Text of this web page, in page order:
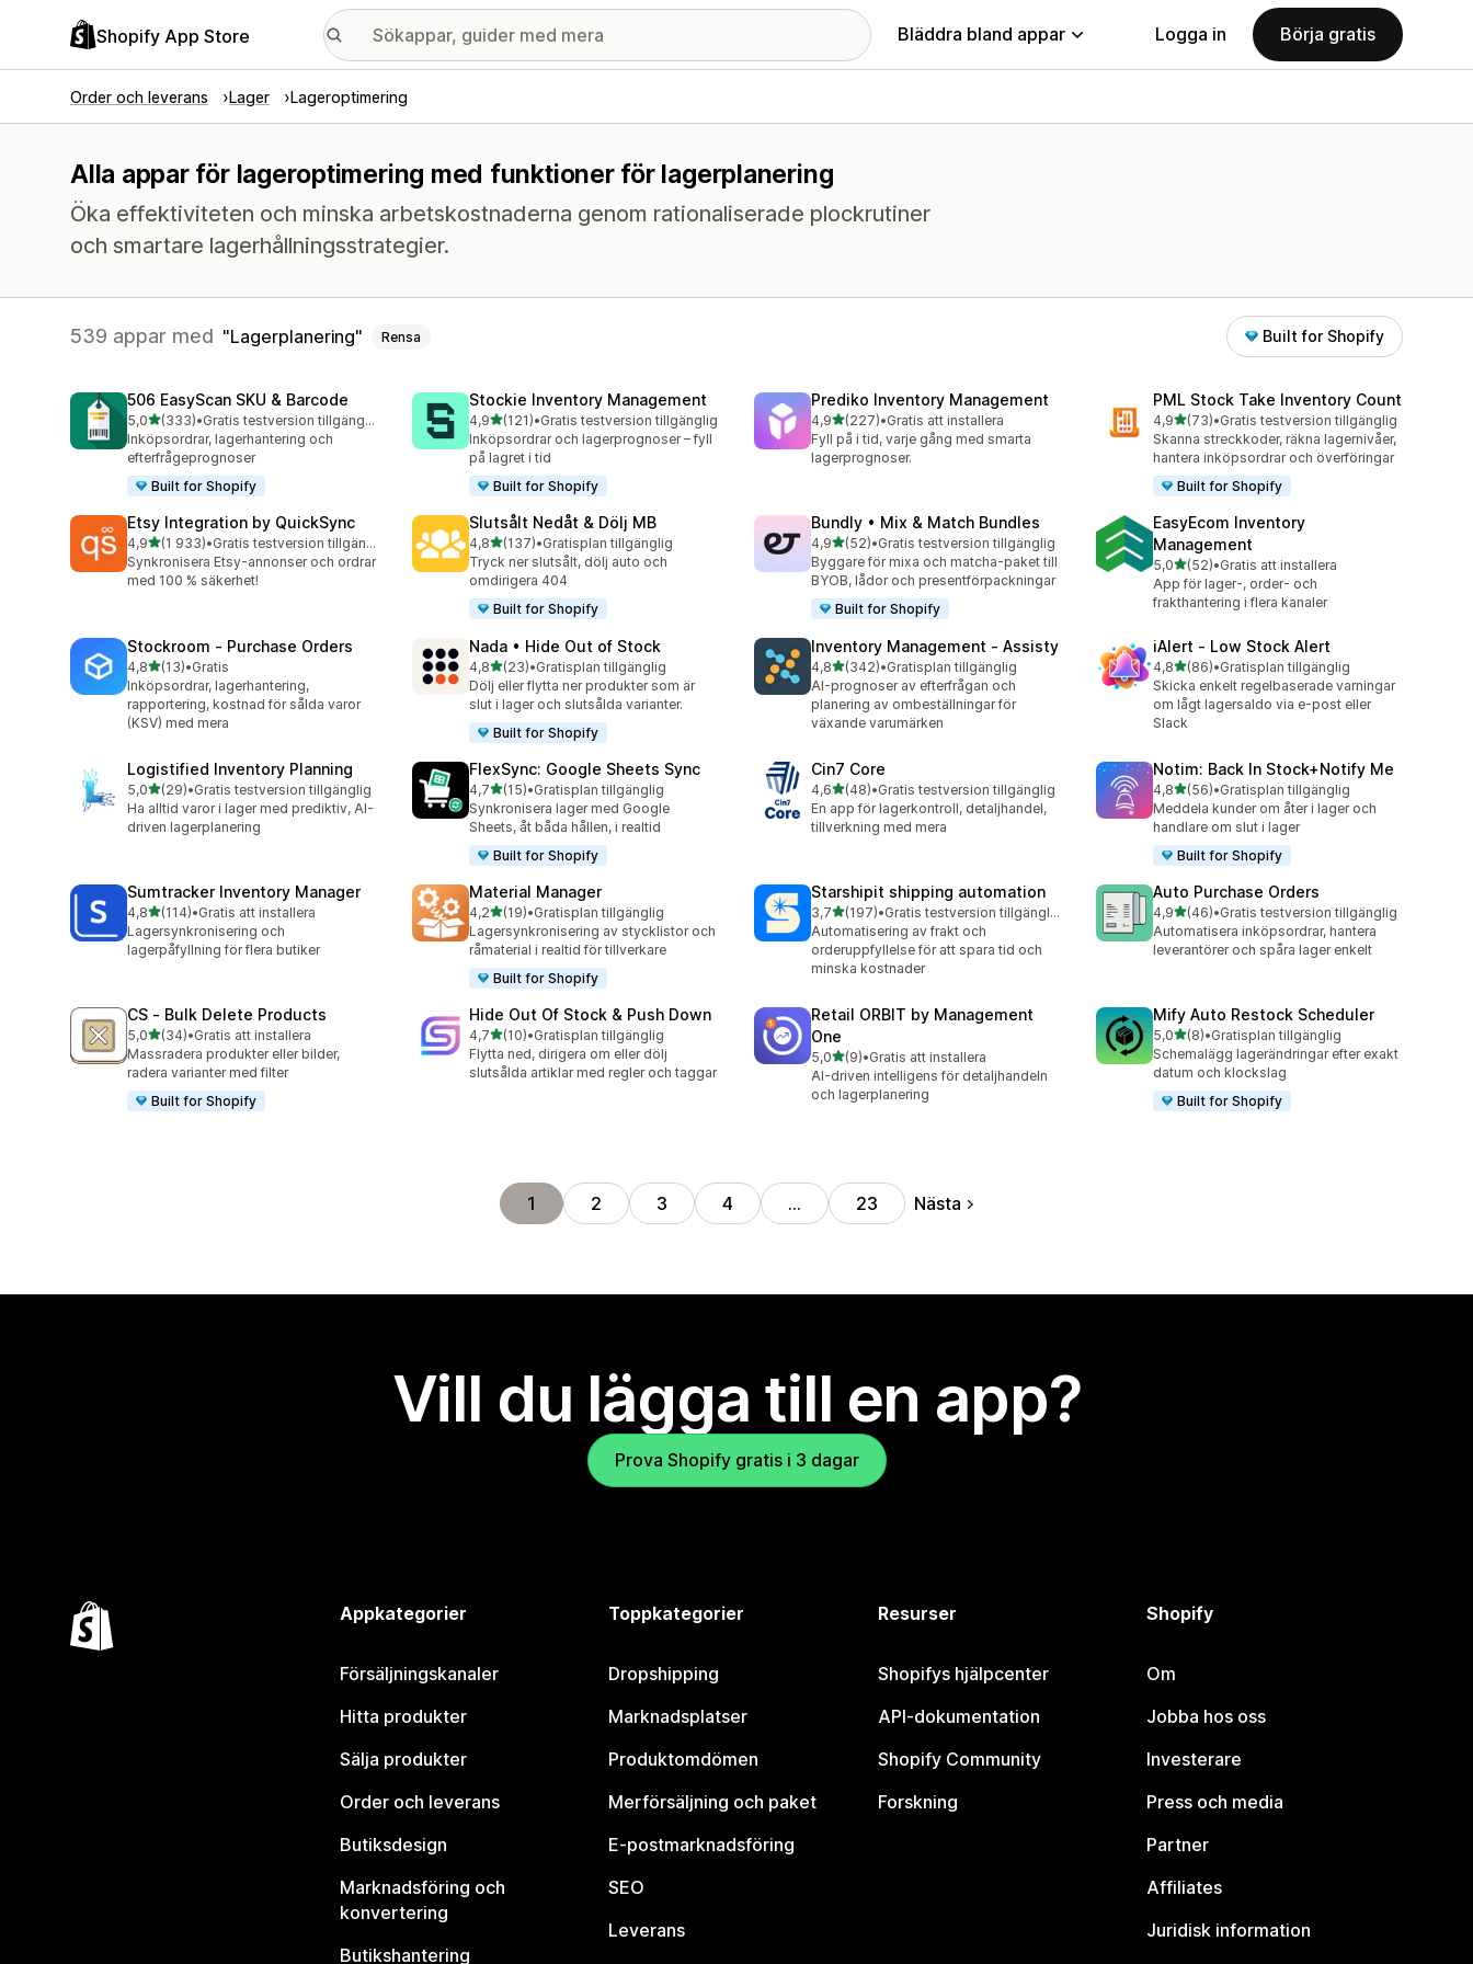
Shopify App Store Bläddra bland appar Logga in Börja gratis
Order och leverans Lager Lageroptimering
Alla appar för lageroptimering med funktioner för lagerplanering
Öka effektiviteten och minska arbetskostnaderna genom rationaliserade plockrutiner
och smartare lagerhållningsstrategier.
539 appar med Lagerplanering Rensa Built for Shopify
506 EasyScan SKU & Barcode
5,0av 5 stjärnor
(333)
333 recensioner totalt
•
Gratis testversion tillgänglig
Inköpsordrar, lagerhantering och
efterfrågeprognoser
Built for Shopify
Stockie Inventory Management
4,9av 5 stjärnor
(121)
121 recensioner totalt
•Gratis testversion tillgänglig
Inköpsordrar och lagerprognoser – fyll
på lagret i tid
Built for Shopify
Prediko Inventory Management
4,9av 5 stjärnor
(227)
227 recensioner totalt
•Gratis att installera
Fyll på i tid, varje gång med smarta
lagerprognoser.
PML Stock Take Inventory Count
4,9av 5 stjärnor
(73)
73 recensioner totalt
•Gratis testversion tillgänglig
Skanna streckkoder, räkna lagernivåer,
hantera inköpsordrar och överföringar
Built for Shopify
Etsy Integration by QuickSync
4,9av 5 stjärnor
(1 933)
1933 recensioner totalt
•
Gratis testversion tillgänglig
Synkronisera Etsy-annonser och ordrar
med 100 % säkerhet!
Slutsålt Nedåt & Dölj MB
4,8av 5 stjärnor
(137)
137 recensioner totalt
•Gratisplan tillgänglig
Tryck ner slutsålt, dölj auto och
omdirigera 404
Built for Shopify
Bundly • Mix & Match Bundles
4,9av 5 stjärnor
(52)
52 recensioner totalt
•Gratis testversion tillgänglig
Byggare för mixa och matcha-paket till
BYOB, lådor och presentförpackningar
Built for Shopify
EasyEcom Inventory
Management
5,0av 5 stjärnor
(52)
52 recensioner totalt
•Gratis att installera
App för lager-, order- och
frakthantering i flera kanaler
Stockroom ‑ Purchase Orders
4,8av 5 stjärnor
(13)
13 recensioner totalt
•Gratis
Inköpsordrar, lagerhantering,
rapportering, kostnad för sålda varor
(KSV) med mera
Nada • Hide Out of Stock
4,8av 5 stjärnor
(23)
23 recensioner totalt
•Gratisplan tillgänglig
Dölj eller flytta ner produkter som är
slut i lager och slutsålda varianter.
Built for Shopify
Inventory Management ‑ Assisty
4,8av 5 stjärnor
(342)
342 recensioner totalt
•Gratisplan tillgänglig
AI-prognoser av efterfrågan och
planering av ombeställningar för
växande varumärken
iAlert ‑ Low Stock Alert
4,8av 5 stjärnor
(86)
86 recensioner totalt
•Gratisplan tillgänglig
Skicka enkelt regelbaserade varningar
om lågt lagersaldo via e-post eller
Slack
Logistified Inventory Planning
5,0av 5 stjärnor
(29)
29 recensioner totalt
•Gratis testversion tillgänglig
Ha alltid varor i lager med prediktiv, AI-
driven lagerplanering
FlexSync: Google Sheets Sync
4,7av 5 stjärnor
(15)
15 recensioner totalt
•Gratisplan tillgänglig
Synkronisera lager med Google
Sheets, åt båda hållen, i realtid
Built for Shopify
Cin7 Core
4,6av 5 stjärnor
(48)
48 recensioner totalt
•Gratis testversion tillgänglig
En app för lagerkontroll, detaljhandel,
tillverkning med mera
Notim: Back In Stock+Notify Me
4,8av 5 stjärnor
(56)
56 recensioner totalt
•Gratisplan tillgänglig
Meddela kunder om åter i lager och
handlare om slut i lager
Built for Shopify
Sumtracker Inventory Manager
4,8av 5 stjärnor
(114)
114 recensioner totalt
•Gratis att installera
Lagersynkronisering och
lagerpåfyllning för flera butiker
Material Manager
4,2av 5 stjärnor
(19)
19 recensioner totalt
•Gratisplan tillgänglig
Lagersynkronisering av stycklistor och
råmaterial i realtid för tillverkare
Built for Shopify
Starshipit shipping automation
3,7av 5 stjärnor
(197)
197 recensioner totalt
•
Gratis testversion tillgänglig
Automatisering av frakt och
orderuppfyllelse för att spara tid och
minska kostnader
Auto Purchase Orders
4,9av 5 stjärnor
(46)
46 recensioner totalt
•Gratis testversion tillgänglig
Automatisera inköpsordrar, hantera
leverantörer och spåra lager enkelt
CS ‑ Bulk Delete Products
5,0av 5 stjärnor
(34)
34 recensioner totalt
•Gratis att installera
Massradera produkter eller bilder,
radera varianter med filter
Built for Shopify
Hide Out Of Stock & Push Down
4,7av 5 stjärnor
(10)
10 recensioner totalt
•Gratisplan tillgänglig
Flytta ned, dirigera om eller dölj
slutsålda artiklar med regler och taggar
Retail ORBIT by Management
One
5,0av 5 stjärnor
(9)
9 recensioner totalt
•Gratis att installera
AI-driven intelligens för detaljhandeln
och lagerplanering
Mify Auto Restock Scheduler
5,0av 5 stjärnor
(8)
8 recensioner totalt
•Gratisplan tillgänglig
Schemalägg lagerändringar efter exakt
datum och klockslag
Built for Shopify
1 2 3 4 … 23 Nästa
Vill du lägga till en app?
Prova Shopify gratis i 3 dagar
Appkategorier
Försäljningskanaler
Hitta produkter
Sälja produkter
Order och leverans
Butiksdesign
Marknadsföring och
konvertering
Butikshantering
Toppkategorier
Dropshipping
Marknadsplatser
Produktomdömen
Merförsäljning och paket
E-postmarknadsföring
SEO
Leverans
Resurser
Shopifys hjälpcenter
API-dokumentation
Shopify Community
Forskning
Shopify
Om
Jobba hos oss
Investerare
Press och media
Partner
Affiliates
Juridisk information